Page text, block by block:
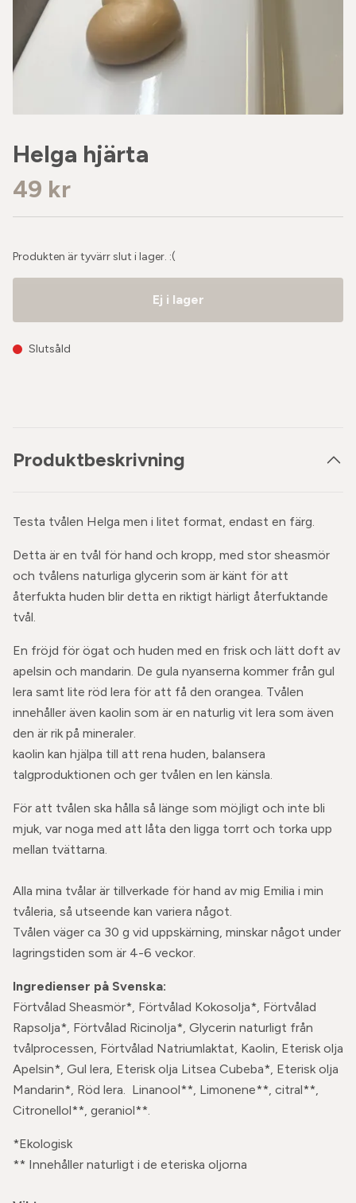
Helga hjärta
49 kr
Produkten är tyvärr slut i lager. :(
Ej i lager
Slutsåld
Produktbeskrivning
Testa tvålen Helga men i litet format, endast en färg.
Detta är en tvål för hand och kropp, med stor sheasmör
och tvålens naturliga glycerin som är känt för att
återfukta huden blir detta en riktigt härligt återfuktande
tvål.
En fröjd för ögat och huden med en frisk och lätt doft av
apelsin och mandarin. De gula nyanserna kommer från gul
lera samt lite röd lera för att få den orangea. Tvålen
innehåller även kaolin som är en naturlig vit lera som även
den är rik på mineraler.
kaolin kan hjälpa till att rena huden, balansera
talgproduktionen och ger tvålen en len känsla.
För att tvålen ska hålla så länge som möjligt och inte bli
mjuk, var noga med att låta den ligga torrt och torka upp
mellan tvättarna.
Alla mina tvålar är tillverkade för hand av mig Emilia i min
tvåleria, så utseende kan variera något.
Tvålen väger ca 30 g vid uppskärning, minskar något under
lagringstiden som är 4-6 veckor.
Ingredienser på Svenska:
Förtvålad Sheasmör*, Förtvålad Kokosolja*, Förtvålad
Rapsolja*, Förtvålad Ricinolja*, Glycerin naturligt från
tvålprocessen, Förtvålad Natriumlaktat, Kaolin, Eterisk olja
Apelsin*, Gul lera, Eterisk olja Litsea Cubeba*, Eterisk olja
Mandarin*, Röd lera. Linanool**, Limonene**, citral**,
Citronellol**, geraniol**.
*Ekologisk
** Innehåller naturligt i de eteriska oljorna